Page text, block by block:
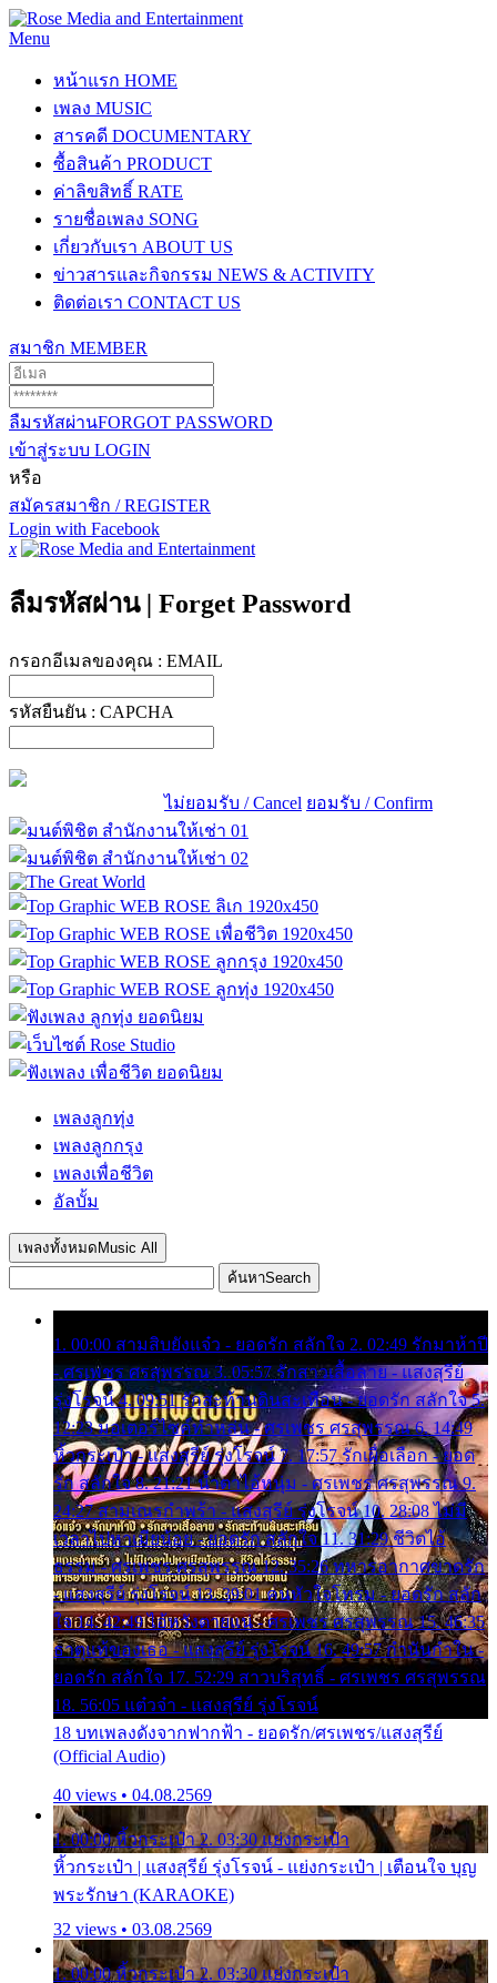
Menu
หน้าแรก HOME
เพลง MUSIC
สารคดี DOCUMENTARY
ซื้อสินค้า PRODUCT
ค่าลิขสิทธิ์ RATE
รายชื่อเพลง SONG
เกี่ยวกับเรา ABOUT US
ข่าวสารและกิจกรรม NEWS & ACTIVITY
ติดต่อเรา CONTACT US
สมาชิก MEMBER
ลืมรหัสผ่านFORGOT PASSWORD
เข้าสู่ระบบ LOGIN
หรือ
สมัครสมาชิก / REGISTER
Login with Facebook
x
ลืมรหัสผ่าน | Forget Password
กรอกอีเมลของคุณ : EMAIL
รหัสยืนยัน : CAPCHA
ไม่ยอมรับ / Cancel ยอมรับ / Confirm
เพลงลูกทุ่ง
เพลงลูกกรุง
เพลงเพื่อชีวิต
อัลบั้ม
เพลงทั้งหมด Music All
ค้นหาSearch
1. 00:00 สามสิบยังแจ๋ว - ยอดรัก สลักใจ 2. 02:49 รักมาห้าปี
- ศรเพชร ศรสุพรรณ 3. 05:57 รักสาวเสื้อลาย - แสงสุรีย์
รุ่งโรจน์ 4. 09:51 รักสะท้านดินสะเทือน - ยอดรัก สลักใจ 5.
12:23 มอเตอร์ไซค์ทำหล่น - ศรเพชร ศรสุพรรณ 6. 14:49
หิ้วกระเป๋า - แสงสุรีย์ รุ่งโรจน์ 7. 17:57 รักเผื่อเลือก - ยอด
รัก สลักใจ 8. 21:21 น้ำตาไอ้หนุ่ม - ศรเพชร ศรสุพรรณ 9.
24:27 สามเณรกำพร้า - แสงสุรีย์ รุ่งโรจน์ 10. 28:08 ไม่มี
เวลาไปหาเมียน้อย - ยอดรัก สลักใจ 11. 31:29 ชีวิตไอ้
ธรรม - ศรเพชร ศรสุพรรณ 12. 35:26 ทหารอากาศขาดรัก
- แสงสุรีย์ รุ่งโรจน์ 13. 39:01 คนหัวใจโทรม - ยอดรัก สลัก
ใจ 14. 42:49 ไอ้หวังตายแน่ - ศรเพชร ศรสุพรรณ 15. 46:35
ธาตุแท้ของเธอ - แสงสุรีย์ รุ่งโรจน์ 16. 49:57 กำนันกำใน -
ยอดรัก สลักใจ 17. 52:29 สาวบริสุทธิ์ - ศรเพชร ศรสุพรรณ
18. 56:05 แต๋วจ๋า - แสงสุรีย์ รุ่งโรจน์
18 บทเพลงดังจากฟากฟ้า - ยอดรัก/ศรเพชร/แสงสุรีย์
(Official Audio)
40 views • 04.08.2569
1. 00:00 หิ้วกระเป๋า 2. 03:30 แย่งกระเป๋า
หิ้วกระเป๋า | แสงสุรีย์ รุ่งโรจน์ - แย่งกระเป๋า | เตือนใจ บุญ
พระรักษา (KARAOKE)
32 views • 03.08.2569
1. 00:00 หิ้วกระเป๋า 2. 03:30 แย่งกระเป๋า